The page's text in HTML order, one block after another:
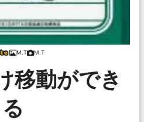
M.T M.T
移動ができ
る